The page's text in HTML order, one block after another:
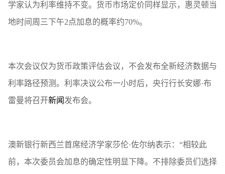
学家认为利率维持不变。货币市场定价同样显示，惠灵顿当
地时间周三下午2点加息的概率约70%。
本次会议仅为货币政策评估会议，不会发布全新经济数据与
利率路径预测。利率决议公布一小时后，央行行长安娜·布
雷曼将召开新闻 发布会。
澳新银行新西兰首席经济学家莎伦·佐尔纳表示：“相较此
前，本次委员会加息的确定性明显下降。不排除委员们选择